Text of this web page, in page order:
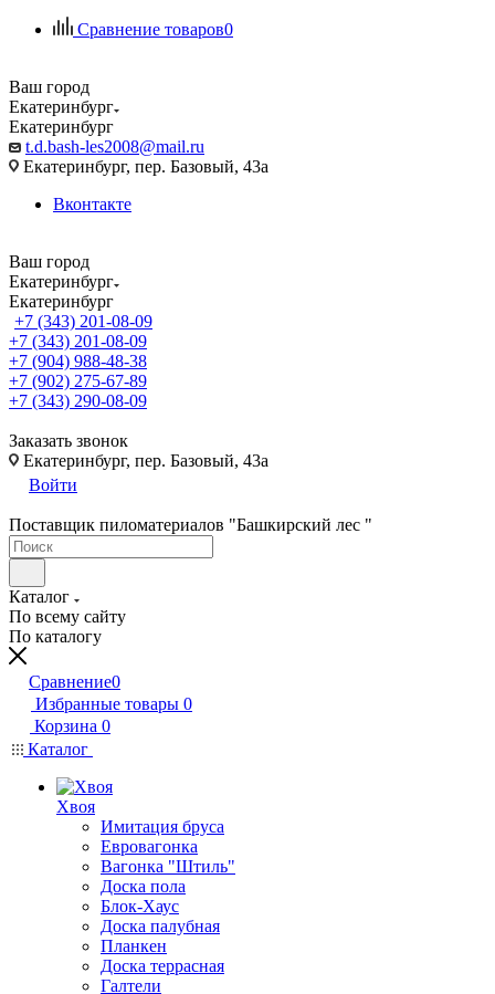
Сравнение товаров0
Ваш город
Екатеринбург
Екатеринбург
t.d.bash-les2008@mail.ru
Екатеринбург, пер. Базовый, 43а
Вконтакте
Ваш город
Екатеринбург
Екатеринбург
+7 (343) 201-08-09
+7 (343) 201-08-09
+7 (904) 988-48-38
+7 (902) 275-67-89
+7 (343) 290-08-09
Заказать звонок
Екатеринбург, пер. Базовый, 43а
Войти
Поставщик пиломатериалов "Башкирский лес "
Каталог
По всему сайту
По каталогу
Сравнение0
Избранные товары 0
Корзина 0
Каталог
Хвоя
Имитация бруса
Евровагонка
Вагонка "Штиль"
Доска пола
Блок-Хаус
Доска палубная
Планкен
Доска террасная
Галтели